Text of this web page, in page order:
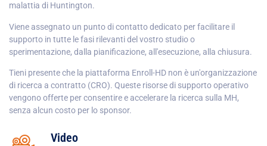
malattia di Huntington.
Viene assegnato un punto di contatto dedicato per facilitare il
supporto in tutte le fasi rilevanti del vostro studio o
sperimentazione, dalla pianificazione, all'esecuzione, alla chiusura.
Tieni presente che la piattaforma Enroll-HD non è un'organizzazione
di ricerca a contratto (CRO). Queste risorse di supporto operativo
vengono offerte per consentire e accelerare la ricerca sulla MH,
senza alcun costo per lo sponsor.
Video